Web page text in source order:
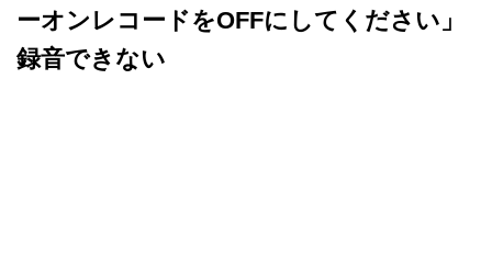
ーオンレコードをOFFにしてください」
録音できない